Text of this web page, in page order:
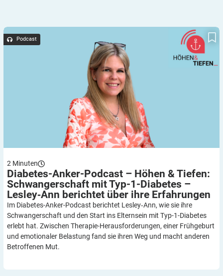
Diabetes-Anker-Podcast – Höhen & Tiefen: Schwangerschaft
mit Typ-1-Diabetes – Lesley‑Ann berichtet über ihre Erfahrungen
Podcast
2 Minuten
Diabetes-Anker-Podcast – Höhen & Tiefen:
Schwangerschaft mit Typ-1-Diabetes –
Lesley‑Ann berichtet über ihre Erfahrungen
Im Diabetes-Anker-Podcast berichtet Lesley‑Ann, wie sie ihre
Schwangerschaft und den Start ins Elternsein mit Typ-1-Diabetes
erlebt hat. Zwischen Therapie-Herausforderungen, einer Frühgeburt
und emotionaler Belastung fand sie ihren Weg und macht anderen
Betroffenen Mut.